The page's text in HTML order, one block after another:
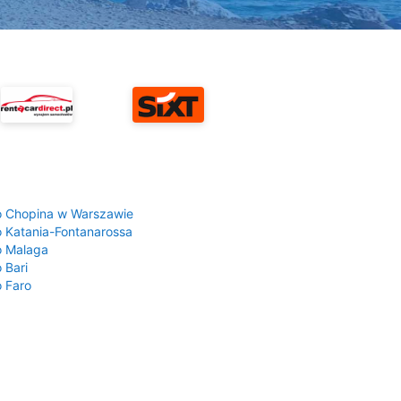
Chopina w Warszawie
Katania-Fontanarossa
Malaga
Bari
Faro